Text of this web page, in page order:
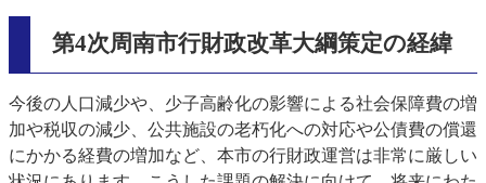
第4次周南市行財政改革大綱策定の経緯
今後の人口減少や、少子高齢化の影響による社会保障費の増
加や税収の減少、公共施設の老朽化への対応や公債費の償還
にかかる経費の増加など、本市の行財政運営は非常に厳しい